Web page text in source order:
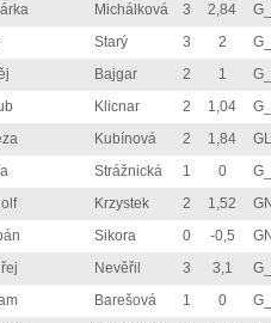
Michálková 3 2,84
Starý 3 2
Bajgar 2 1
Klicnar 2 1,04
Kubínová 2 1,84
Strážnická 1 0
Krzystek 2 1,52
Sikora 0 -0,5
Nevěřil 3 3,1
Barešová 1 0